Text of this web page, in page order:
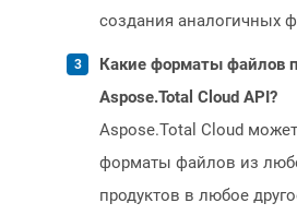
создания аналогичных
Какие форматы файлов
Aspose.Total Cloud API?
Aspose.Total Cloud
форматы файлов из
продуктов в любое